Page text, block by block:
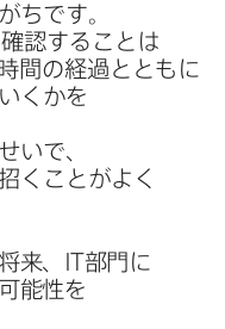
ちです。
認する​ことは​
間の​経過とともに​
くかを​
いで、​
く​ことが​よく​
来、 IT部門に​
能性を​